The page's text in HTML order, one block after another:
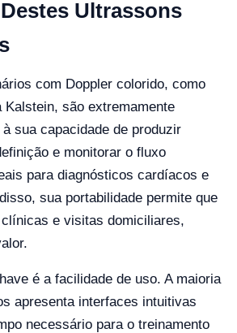
Ultrassons
com Doppler colorido, como
Kalstein, são extremamente
sua capacidade de produzir
e monitorar o fluxo
para diagnósticos cardíacos e
sua portabilidade permite que
e visitas domiciliares,
é a facilidade de uso. A maioria
apresenta interfaces intuitivas
necessário para o treinamento